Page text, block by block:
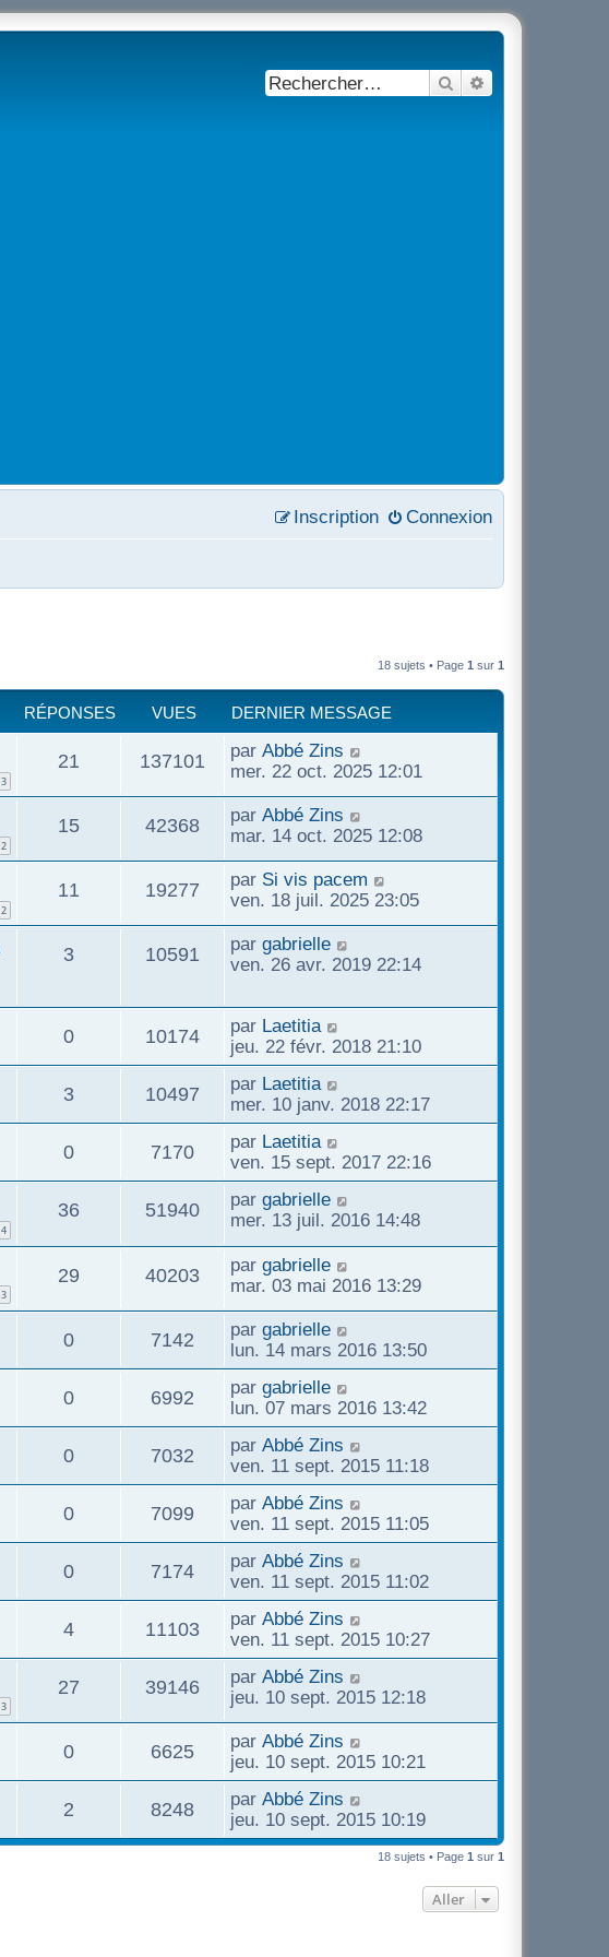
Rechercher
Connexion
Inscription
18 sujets • Page 1 sur 1
RÉPONSES VUES DERNIER MESSAGE
3
21 137101 par Abbé Zins
mer. 22 oct. 2025 12:01
2
15 42368 par Abbé Zins
mar. 14 oct. 2025 12:08
2
11 19277 par Si vis pacem
ven. 18 juil. 2025 23:05
3 10591 par gabrielle
ven. 26 avr. 2019 22:14
0 10174 par Laetitia
jeu. 22 févr. 2018 21:10
3 10497 par Laetitia
mer. 10 janv. 2018 22:17
0 7170 par Laetitia
ven. 15 sept. 2017 22:16
4
36 51940 par gabrielle
mer. 13 juil. 2016 14:48
3
29 40203 par gabrielle
mar. 03 mai 2016 13:29
0 7142 par gabrielle
lun. 14 mars 2016 13:50
0 6992 par gabrielle
lun. 07 mars 2016 13:42
0 7032 par Abbé Zins
ven. 11 sept. 2015 11:18
0 7099 par Abbé Zins
ven. 11 sept. 2015 11:05
0 7174 par Abbé Zins
ven. 11 sept. 2015 11:02
4 11103 par Abbé Zins
ven. 11 sept. 2015 10:27
3
27 39146 par Abbé Zins
jeu. 10 sept. 2015 12:18
0 6625 par Abbé Zins
jeu. 10 sept. 2015 10:21
2 8248 par Abbé Zins
jeu. 10 sept. 2015 10:19
18 sujets • Page 1 sur 1
Aller